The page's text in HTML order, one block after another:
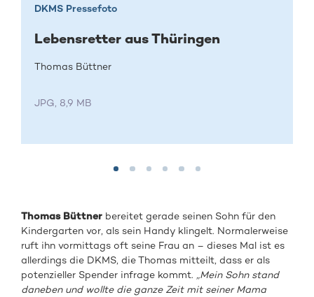
DKMS Pressefoto
Lebensretter aus Thüringen
Thomas Büttner
JPG, 8,9 MB
Thomas Büttner bereitet gerade seinen Sohn für den
Kindergarten vor, als sein Handy klingelt. Normalerweise
ruft ihn vormittags oft seine Frau an – dieses Mal ist es
allerdings die DKMS, die Thomas mitteilt, dass er als
potenzieller Spender infrage kommt. „Mein Sohn stand
daneben und wollte die ganze Zeit mit seiner Mama